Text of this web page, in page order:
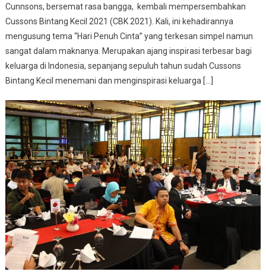
Cunnsons, bersemat rasa bangga, kembali mempersembahkan
Cussons Bintang Kecil 2021 (CBK 2021). Kali, ini kehadirannya
mengusung tema “Hari Penuh Cinta” yang terkesan simpel namun
sangat dalam maknanya. Merupakan ajang inspirasi terbesar bagi
keluarga di Indonesia, sepanjang sepuluh tahun sudah Cussons
Bintang Kecil menemani dan menginspirasi keluarga […]